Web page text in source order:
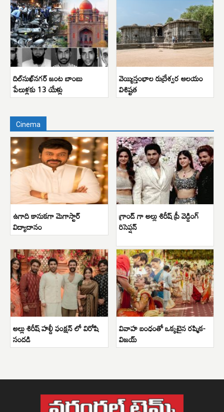
దిల్‌సుఖ్‌నగర్ జంట బాంబు
పేలుళ్లకు 13 యేళ్లు
వెయ్యిస్తంభాల రుద్రేశ్వర ఆలయం
విశిష్టత
Cinema
ఉగాది కానుకగా మెగాస్టార్
విద్యాదానం
గ్రాండ్ గా అల్లు శిరీష్ ప్రీ వెడ్డింగ్
రిసెప్షన్
అల్లు శిరీష్ హల్దీ ఫంక్షన్ లో విరోషి
సందడి
వివాహ బంధంతో ఒక్కటైన రష్మిక-
విజయ్